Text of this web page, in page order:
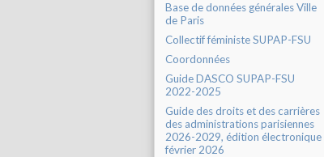
Base de données générales Ville
de Paris
Collectif féministe SUPAP-FSU
Coordonnées
Guide DASCO SUPAP-FSU
2022-2025
Guide des droits et des carrières
des administrations parisiennes
2026-2029, édition électronique
février 2026